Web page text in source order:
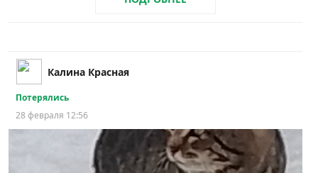
Калина Красная
Потерялись
28 февраля 12:56